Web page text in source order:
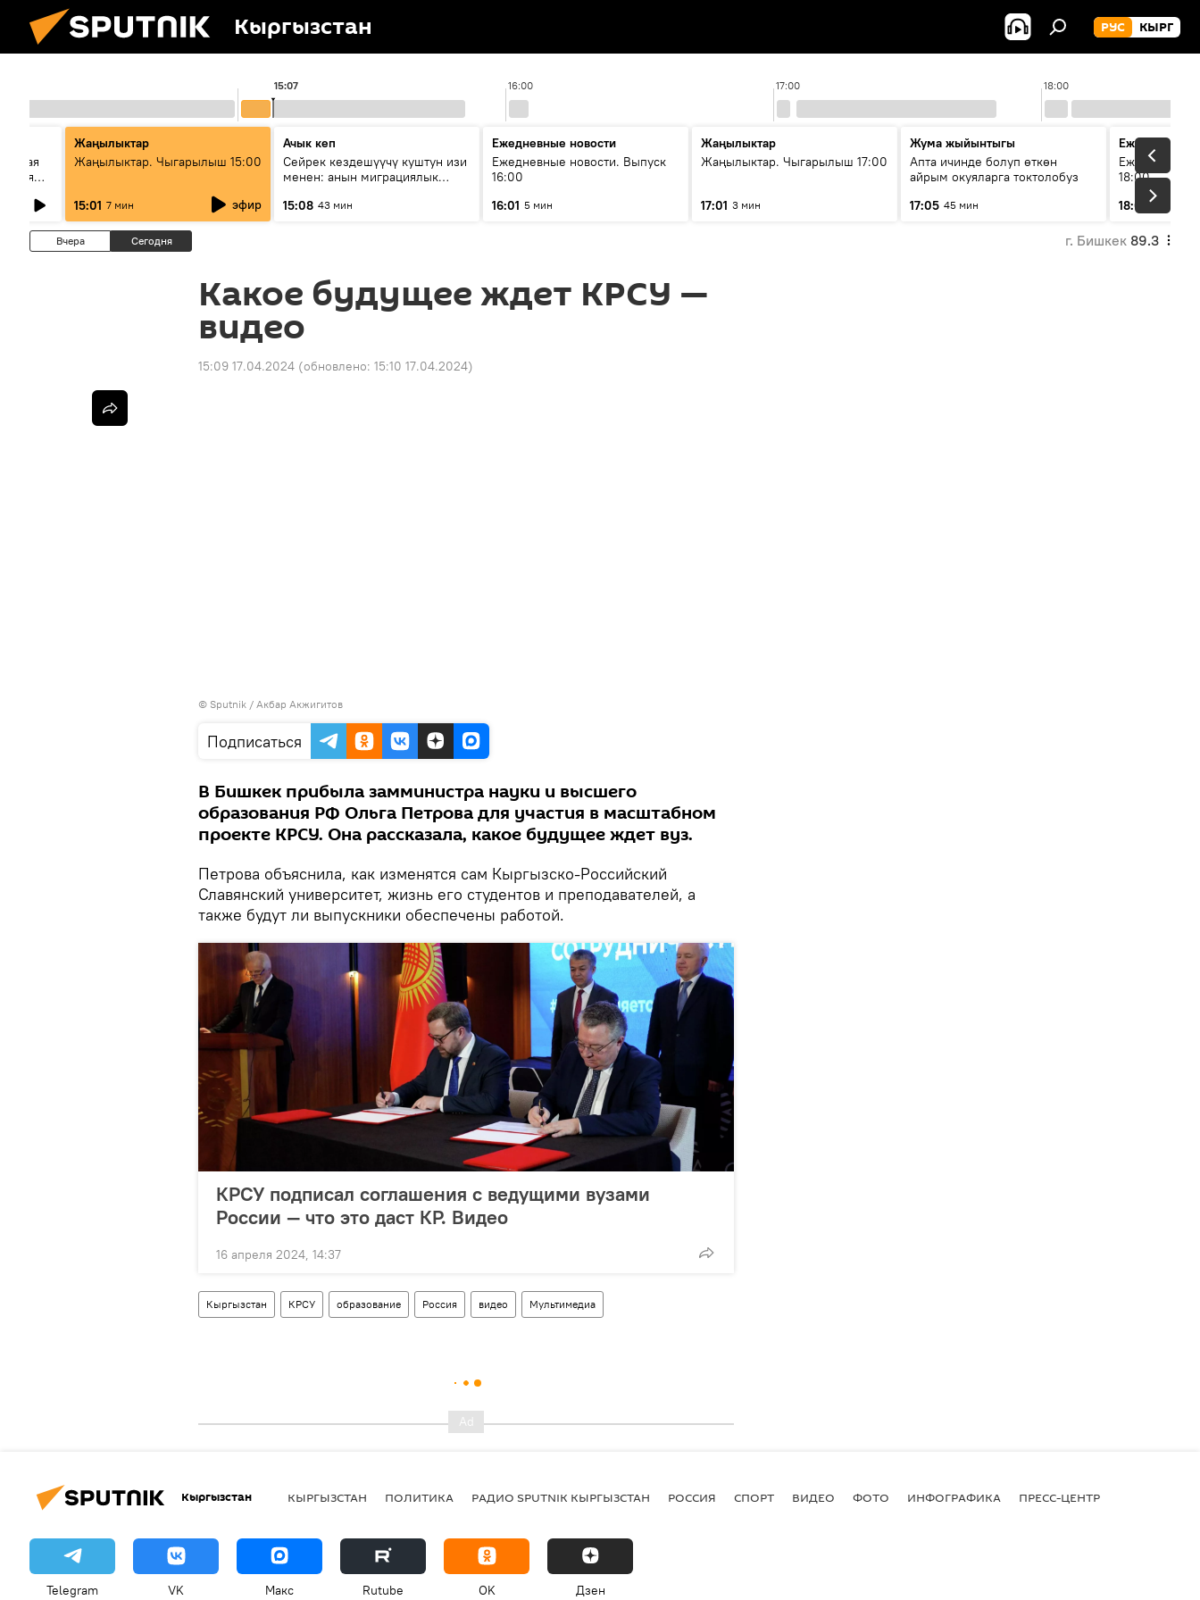
Кыргызстан РУС КЫРГ
16:00 17:00 18:00
15:07
Жаңылыктар
Жаңылыктар. Чыгарылыш 15:00
15:01 7 мин эфир
Ачык кеп
Сейрек кездешүүчү куштун изи
менен: анын миграциялык
15:08 43 мин
Ежедневные новости
Ежедневные новости. Выпуск
16:00
16:01 5 мин
Жаңылыктар
Жаңылыктар. Чыгарылыш 17:00
17:01 3 мин
Жума жыйынтыгы
Апта ичинде болуп өткөн
айрым окуяларга токтолобуз
17:05 45 мин
Ежедневные
Ежедневные
18:00
18:01
5 мин
Вчера Сегодня г. Бишкек 89.3
Какое будущее ждет КРСУ —
видео
15:09 17.04.2024 (обновлено: 15:10 17.04.2024)
© Sputnik / Акбар Акжигитов
Подписаться
В Бишкек прибыла замминистра науки и высшего
образования РФ Ольга Петрова для участия в масштабном
проекте КРСУ. Она рассказала, какое будущее ждет вуз.
Петрова объяснила, как изменятся сам Кыргызско-Российский
Славянский университет, жизнь его студентов и преподавателей, а
также будут ли выпускники обеспечены работой.
КРСУ подписал соглашения с ведущими вузами
России — что это даст КР. Видео
16 апреля 2024, 14:37
Кыргызстан КРСУ образование Россия видео Мультимедиа
Кыргызстан КЫРГЫЗСТАН ПОЛИТИКА РАДИО SPUTNIK КЫРГЫЗСТАН РОССИЯ СПОРТ ВИДЕО ФОТО ИНФОГРАФИКА ПРЕСС-ЦЕНТР
Telegram VK Макс Rutube OK Дзен